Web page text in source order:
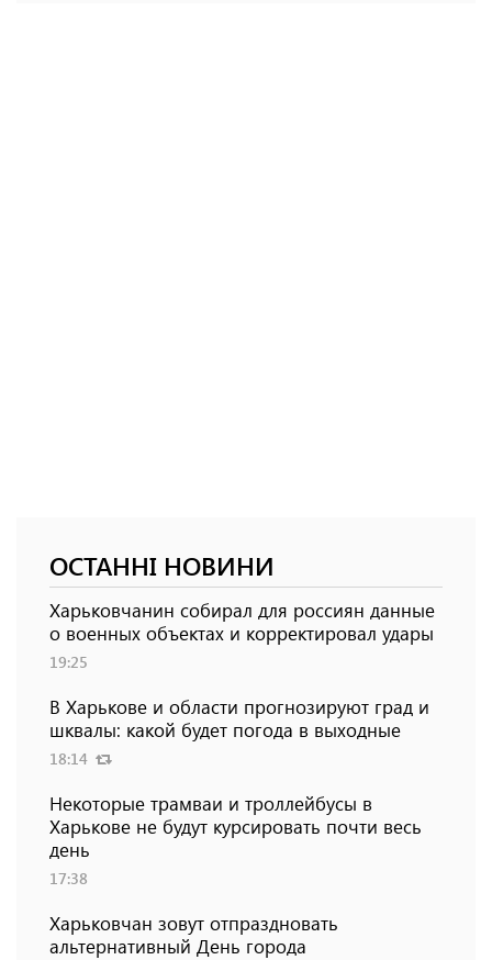
ОСТАННІ НОВИНИ
Харьковчанин собирал для россиян данные
о военных объектах и ​​корректировал удары
19:25
В Харькове и области прогнозируют град и
шквалы: какой будет погода в выходные
18:14
Некоторые трамваи и троллейбусы в
Харькове не будут курсировать почти весь
день
17:38
Харьковчан зовут отпраздновать
альтернативный День города